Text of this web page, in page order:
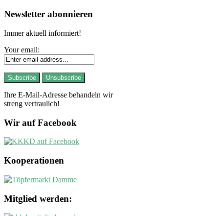
Newsletter abonnieren
Immer aktuell informiert!
Your email:
Ihre E-Mail-Adresse behandeln wir
streng vertraulich!
Wir auf Facebook
Kooperationen
Mitglied werden: